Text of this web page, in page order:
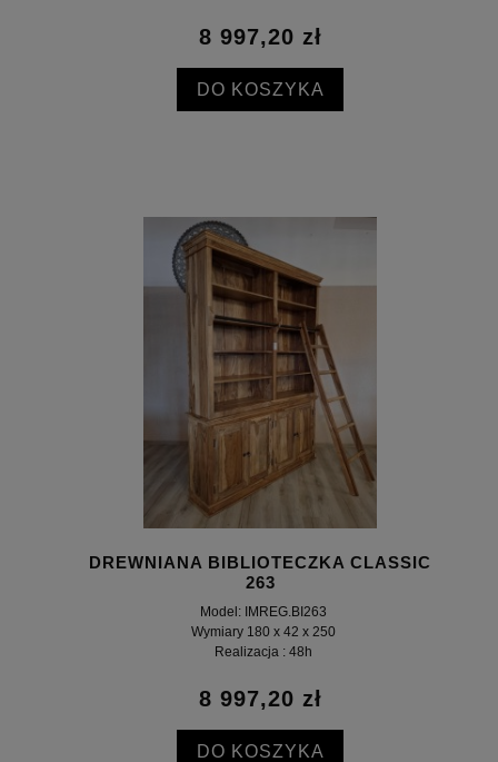
8 997,20 zł
DO KOSZYKA
DREWNIANA BIBLIOTECZKA CLASSIC
263
Model: IMREG.BI263
Wymiary 180 x 42 x 250
Realizacja : 48h
8 997,20 zł
DO KOSZYKA